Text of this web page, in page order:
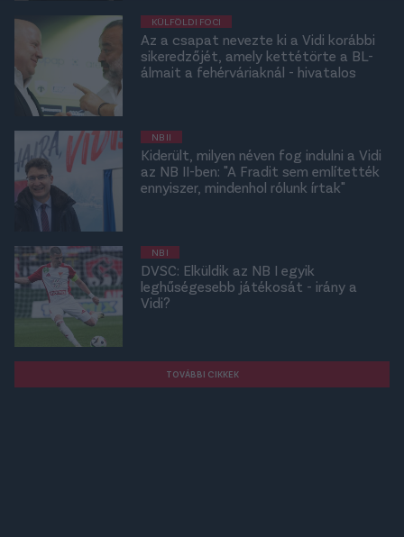
KÜLFÖLDI FOCI
Az a csapat nevezte ki a Vidi korábbi
sikeredzőjét, amely kettétörte a BL-
álmait a fehérváriaknál - hivatalos
NB II
Kiderült, milyen néven fog indulni a Vidi
az NB II-ben: "A Fradit sem említették
ennyiszer, mindenhol rólunk írtak"
NB I
DVSC: Elküldik az NB I egyik
leghűségesebb játékosát - irány a
Vidi?
TOVÁBBI CIKKEK